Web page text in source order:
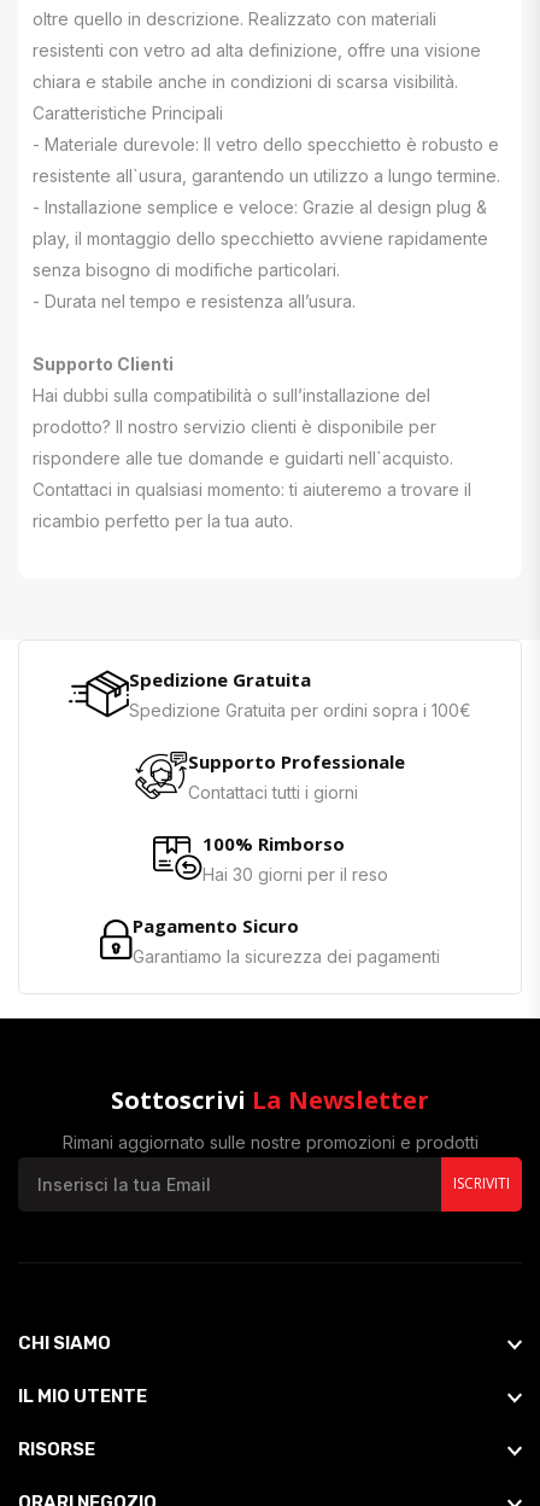
oltre quello in descrizione. Realizzato con materiali
resistenti con vetro ad alta definizione, offre una visione
chiara e stabile anche in condizioni di scarsa visibilità.
Caratteristiche Principali
- Materiale durevole: Il vetro dello specchietto è robusto e
resistente all`usura, garantendo un utilizzo a lungo termine.
- Installazione semplice e veloce: Grazie al design plug &
play, il montaggio dello specchietto avviene rapidamente
senza bisogno di modifiche particolari.
- Durata nel tempo e resistenza all’usura.
Supporto Clienti
Hai dubbi sulla compatibilità o sull’installazione del
prodotto? Il nostro servizio clienti è disponibile per
rispondere alle tue domande e guidarti nell`acquisto.
Contattaci in qualsiasi momento: ti aiuteremo a trovare il
ricambio perfetto per la tua auto.
Spedizione Gratuita
Spedizione Gratuita per ordini sopra i 100€
Supporto Professionale
Contattaci tutti i giorni
100% Rimborso
Hai 30 giorni per il reso
Pagamento Sicuro
Garantiamo la sicurezza dei pagamenti
Sottoscrivi La Newsletter
Rimani aggiornato sulle nostre promozioni e prodotti
ISCRIVITI
CHI SIAMO
IL MIO UTENTE
RISORSE